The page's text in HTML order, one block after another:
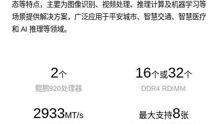
态等特点，主要为图像识别、视频处理、推理计算及机器学习等
场景提供解决方案，广泛应用于平安城市、智慧交通、智慧医疗
和 AI 推理等领域。
2个
鲲鹏920处理器
16个或32个
DDR4 RDIMM
2933MT/s 最大支持8张